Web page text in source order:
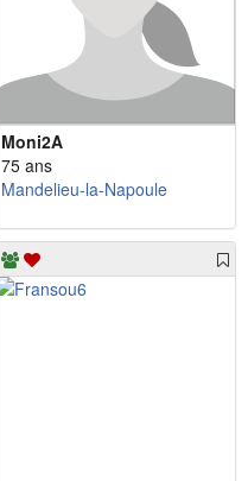
Moni2A
75 ans
Mandelieu-la-Napoule